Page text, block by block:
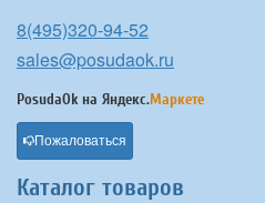
8(495)320-94-52
sales@posudaok.ru
PosudaOk на Яндекс.Маркете
Пожаловаться
Каталог товаров